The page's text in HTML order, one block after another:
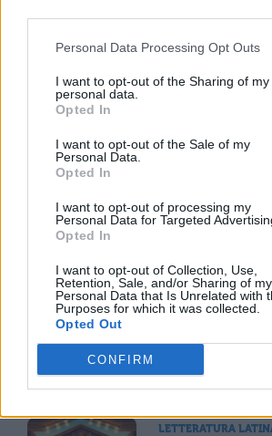
Personal Data Processing Opt Outs
I want to opt-out of the Sharing of my
personal data.
Opted In
I want to opt-out of the Sale of my
Personal Data.
Opted In
I want to opt-out of processing my
Personal Data for Targeted
Opted In
I want to opt-out of Collection, Use,
Retention, Sale, and/or Sharing of my
Personal Data that Is Unrelated with
Purposes for which it was collected.
Opted Out
CONFIRM
Roma, mostraci dei segni
auspici che desiderava
stati essi [= gli auspici]
consacrato.
TI POTREBBE
LETTERATURA